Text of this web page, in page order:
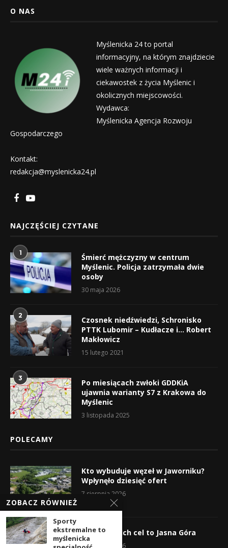
O NAS
Myślenicka 24 to portal
informacyjny, na którym znajdziecie
wiele ważnych informacji i
ciekawostek z życia Myślenic i
okolicznych miejscowości.
Wydawca:
Myślenicka Agencja Rozwoju
Gospodarczego
Kontakt:
redakcja@myslenicka24.pl
NAJCZĘŚCIEJ CZYTANE
1
Śmierć mężczyzny w centrum
Myślenic. Policja zatrzymała dwie
osoby
30 maja 2026
2
Czosnek niedźwiedzi, Schronisko
PTTK Lubomir – Kudłacze i… Robert
Makłowicz
15 lutego 2021
3
Po miesiącach zwłoki GDDKiA
ujawnia warianty S7 z Krakowa do
Myślenic
3 listopada 2025
POLECAMY
Kto wybuduje węzeł w Jaworniku?
Wpłynęło dziesięć ofert
7 sierpnia 2026
Wyruszyli! Ich cel to Jasna Góra
5 sierpnia 2026
ZOBACZ RÓWNIEŻ
Sporty
ekstremalne to
myślenicka